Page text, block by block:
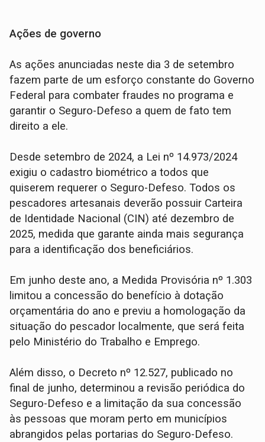
Ações de governo
As ações anunciadas neste dia 3 de setembro
fazem parte de um esforço constante do Governo
Federal para combater fraudes no programa e
garantir o Seguro-Defeso a quem de fato tem
direito a ele.
Desde setembro de 2024, a Lei nº 14.973/2024
exigiu o cadastro biométrico a todos que
quiserem requerer o Seguro-Defeso. Todos os
pescadores artesanais deverão possuir Carteira
de Identidade Nacional (CIN) até dezembro de
2025, medida que garante ainda mais segurança
para a identificação dos beneficiários.
Em junho deste ano, a Medida Provisória nº 1.303
limitou a concessão do benefício à dotação
orçamentária do ano e previu a homologação da
situação do pescador localmente, que será feita
pelo Ministério do Trabalho e Emprego.
Além disso, o Decreto nº 12.527, publicado no
final de junho, determinou a revisão periódica do
Seguro-Defeso e a limitação da sua concessão
às pessoas que moram perto em municípios
abrangidos pelas portarias do Seguro-Defeso.